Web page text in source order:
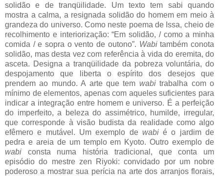
solidão e de tranqüilidade. Um texto tem sabi quando
mostra a calma, a resignada solidão do homem em meio à
grandeza do universo. Como neste poema de Issa, cheio de
recolhimento e interiorização: “Em solidão, / como a minha
comida / e sopra o vento de outono”. Wabitambém conota
solidão, mas desta vez com referência à vida do eremita, do
asceta. Designa a tranqüilidade da pobreza voluntária, do
despojamento que liberta o espírito dos desejos que
prendem ao mundo. A arte que tem wabitrabalha com o
mínimo de elementos, apenas com aqueles suficientes para
indicar a integração entre homem e universo. É a perfeição
do imperfeito, a beleza do assimétrico, humilde, irregular,
que corresponde à visão budista da realidade como algo
efêmero e mutável. Um exemplo de wabié o jardim de
pedra e areia de um templo em Kyoto. Outro exemplo de
wabi consta numa história tradicional, que conta um
episódio do mestre zen Riyoki: convidado por um nobre
poderoso a mostrar sua perícia na arte dos arranjos florais,